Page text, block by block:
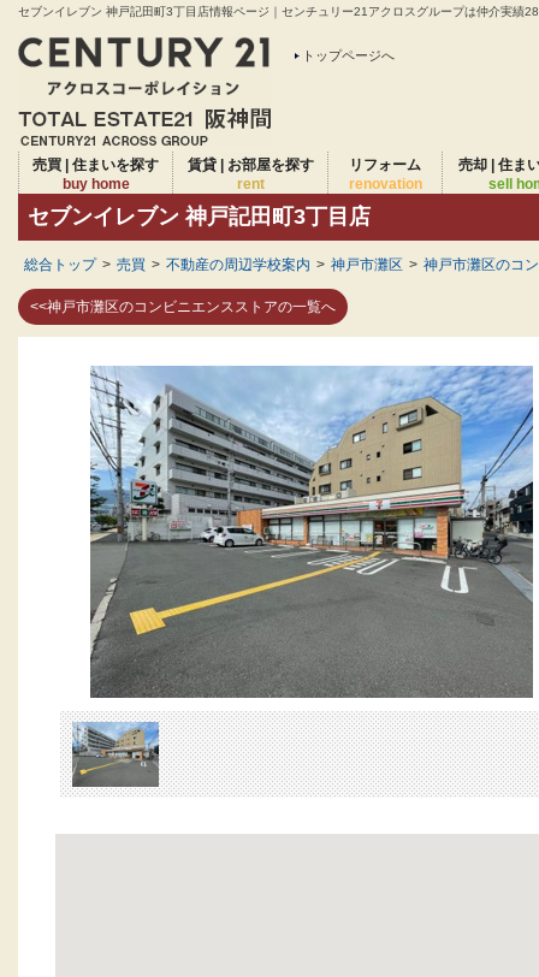
セブンイレブン 神戸記田町3丁目店情報ページ｜センチュリー21アクロスグループは仲介実績
トップページへ
売買 | 住まいを探す
buy home
賃貸 | お部屋を探す
rent
リフォーム
renovation
売却 | 住ま
sell
セブンイレブン 神戸記田町3丁目店
総合トップ > 売買 > 不動産の周辺学校案内 > 神戸市灘区 > 神戸市灘区のコ
<<神戸市灘区のコンビニエンスストアの一覧へ